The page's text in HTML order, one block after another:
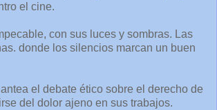
el cine.
con sus luces y sombras. Las
donde los silencios marcan un buen
el debate ético sobre el derecho de
del dolor ajeno en sus trabajos.